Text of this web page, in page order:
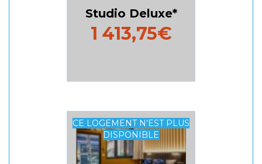
Studio Deluxe
1 413,75€
CE LOGEMENT N'EST PLUS
DISPONIBLE